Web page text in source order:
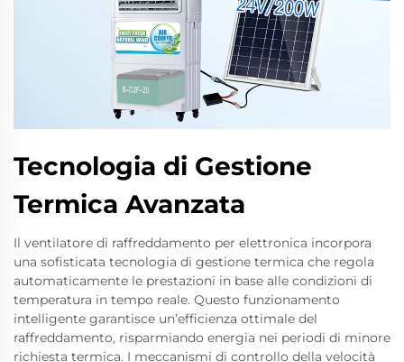
Tecnologia di Gestione
Termica Avanzata
Il ventilatore di raffreddamento per elettronica incorpora
una sofisticata tecnologia di gestione termica che regola
automaticamente le prestazioni in base alle condizioni di
temperatura in tempo reale. Questo funzionamento
intelligente garantisce un’efficienza ottimale del
raffreddamento, risparmiando energia nei periodi di minore
richiesta termica. I meccanismi di controllo della velocità